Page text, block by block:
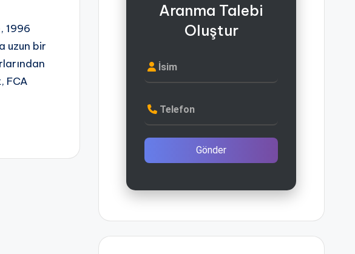
1996
uzun bir
FCA
Aranma Talebi
Oluştur
İsim
Telefon
Gönder